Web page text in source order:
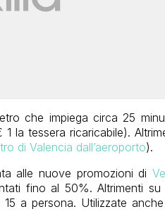
che impiega circa 25
tessera ricaricabile).
di Valencia dall’aeroporto).
alle nuove promozioni di
fino al 50%. Altrimenti su
a persona. Utilizzate